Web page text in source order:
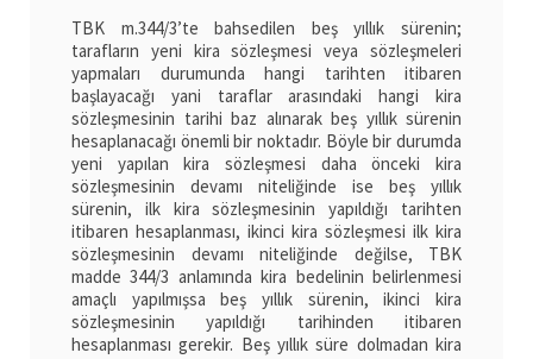
TBK m.344/3’te bahsedilen beş yıllık sürenin;
tarafların yeni kira sözleşmesi veya sözleşmeleri
yapmaları durumunda hangi tarihten itibaren
başlayacağı yani taraflar arasındaki hangi kira
sözleşmesinin tarihi baz alınarak beş yıllık sürenin
hesaplanacağı önemli bir noktadır. Böyle bir durumda
yeni yapılan kira sözleşmesi daha önceki kira
sözleşmesinin devamı niteliğinde ise beş yıllık
sürenin, ilk kira sözleşmesinin yapıldığı tarihten
itibaren hesaplanması, ikinci kira sözleşmesi ilk kira
sözleşmesinin devamı niteliğinde değilse, TBK
madde 344/3 anlamında kira bedelinin belirlenmesi
amaçlı yapılmışsa beş yıllık sürenin, ikinci kira
sözleşmesinin yapıldığı tarihinden itibaren
hesaplanması gerekir. Beş yıllık süre dolmadan kira